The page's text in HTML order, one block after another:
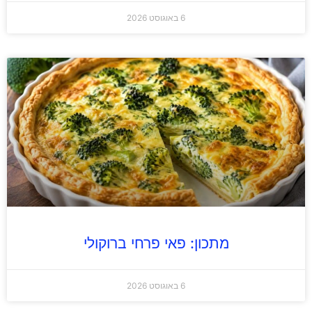
6 באוגוסט 2026
מתכון: פאי פרחי ברוקולי
6 באוגוסט 2026